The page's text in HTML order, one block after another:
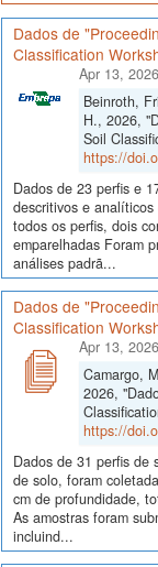
Dados de
Classification
Apr 13, 2026
Beinroth,
H., 2026,
Soil
https://
Dados de 23 perfis e
descritivos e
todos os perfis, dois
emparelhadas Foram
análises padrã...
Dados de
Classification
Apr 13, 2026
Camargo,
2026,
https://
Dados de 31 perfis de
de solo, foram
cm de profundidade,
As amostras foram
incluind...